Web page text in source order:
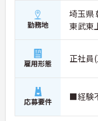
勤務地
埼玉県
東武東
雇用形態 正社員
応募要件 ■経験